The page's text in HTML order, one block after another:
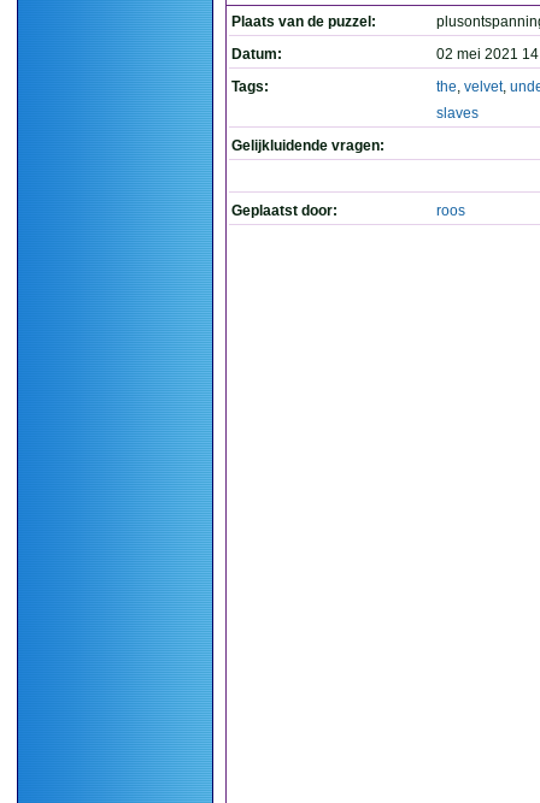
Plaats van de puzzel:
Datum:
02 mei 2021
Tags:
the, velvet,
slaves
Gelijkluidende vragen:
Geplaatst door: roos